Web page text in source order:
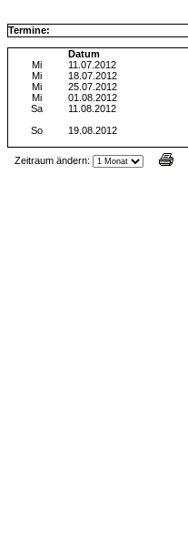
Termine:
Datum
Mi
11.07.2012
Mi
18.07.2012
Mi
25.07.2012
Mi
01.08.2012
Sa
11.08.2012
So
19.08.2012
Zeitraum ändern: